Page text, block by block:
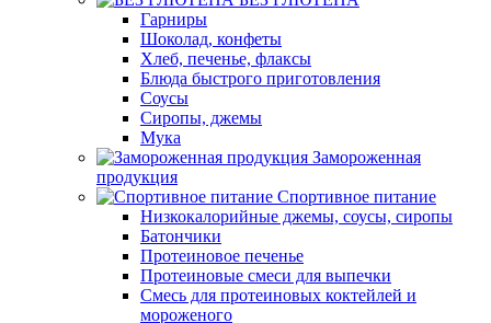
Гарниры
Шоколад, конфеты
Хлеб, печенье, флаксы
Блюда быстрого приготовления
Соусы
Сиропы, джемы
Мука
Замороженная
продукция
Спортивное питание
Низкокалорийные джемы, соусы, сиропы
Батончики
Протеиновое печенье
Протеиновые смеси для выпечки
Смесь для протеиновых коктейлей и
мороженого